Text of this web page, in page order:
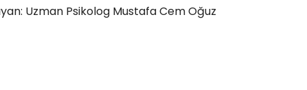
Uzman Psikolog Mustafa Cem Oğuz